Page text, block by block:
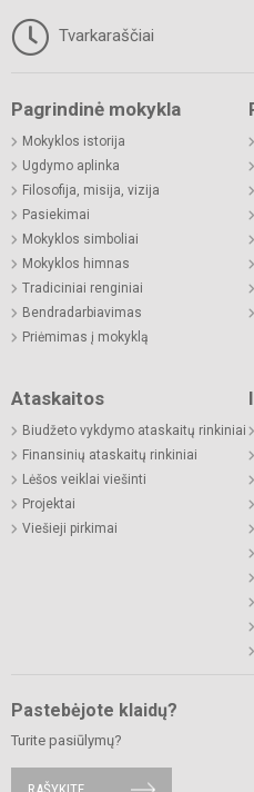
Tvarkaraščiai
Pagrindinė mokykla
Mokyklos istorija
Ugdymo aplinka
Filosofija, misija, vizija
Pasiekimai
Mokyklos simboliai
Mokyklos himnas
Tradiciniai renginiai
Bendradarbiavimas
Priėmimas į mokyklą
Ataskaitos
Biudžeto vykdymo ataskaitų rinkiniai
Finansinių ataskaitų rinkiniai
Lėšos veiklai viešinti
Projektai
Viešieji pirkimai
Pastebėjote klaidų?
Turite pasiūlymų?